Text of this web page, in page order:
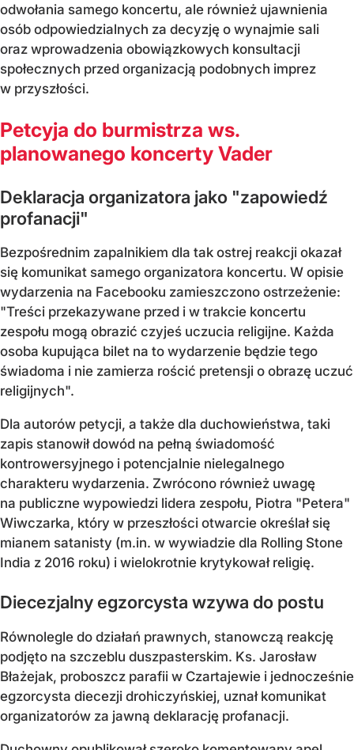
odwołania samego koncertu, ale również ujawnienia
osób odpowiedzialnych za decyzję o wynajmie sali
oraz wprowadzenia obowiązkowych konsultacji
społecznych przed organizacją podobnych imprez
w przyszłości.
Petcyja do burmistrza ws.
planowanego koncerty Vader
Deklaracja organizatora jako "zapowiedź
profanacji"
Bezpośrednim zapalnikiem dla tak ostrej reakcji okazał
się komunikat samego organizatora koncertu. W opisie
wydarzenia na Facebooku zamieszczono ostrzeżenie:
"Treści przekazywane przed i w trakcie koncertu
zespołu mogą obrazić czyjeś uczucia religijne. Każda
osoba kupująca bilet na to wydarzenie będzie tego
świadoma i nie zamierza rościć pretensji o obrazę uczuć
religijnych".
Dla autorów petycji, a także dla duchowieństwa, taki
zapis stanowił dowód na pełną świadomość
kontrowersyjnego i potencjalnie nielegalnego
charakteru wydarzenia. Zwrócono również uwagę
na publiczne wypowiedzi lidera zespołu, Piotra "Petera"
Wiwczarka, który w przeszłości otwarcie określał się
mianem satanisty (m.in. w wywiadzie dla Rolling Stone
India z 2016 roku) i wielokrotnie krytykował religię.
Diecezjalny egzorcysta wzywa do postu
Równolegle do działań prawnych, stanowczą reakcję
podjęto na szczeblu duszpasterskim. Ks. Jarosław
Błażejak, proboszcz parafii w Czartajewie i jednocześnie
egzorcysta diecezji drohiczyńskiej, uznał komunikat
organizatorów za jawną deklarację profanacji.